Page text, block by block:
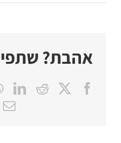
אהבת?
Facebook
Reddit